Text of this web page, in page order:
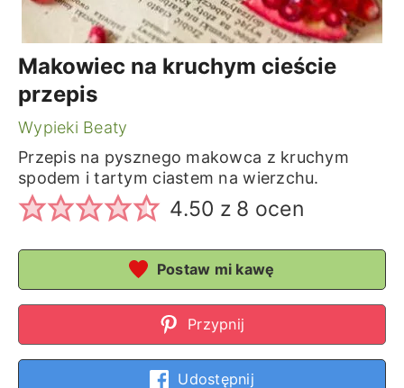
Makowiec na kruchym cieście
przepis
Wypieki Beaty
Przepis na pysznego makowca z kruchym
spodem i tartym ciastem na wierzchu.
4.50 z 8 ocen
Postaw mi kawę
Przypnij
Udostępnij